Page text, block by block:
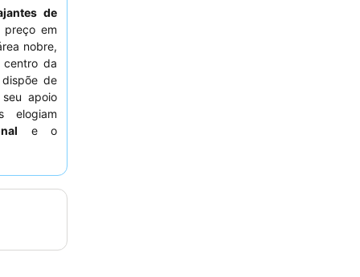
de
em
nobre,
centro da
de
apoio
elogiam
e o
um